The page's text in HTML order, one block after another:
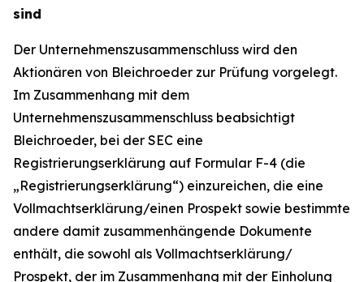
sind
Der Unternehmenszusammenschluss wird den
Aktionären von Bleichroeder zur Prüfung vorgelegt.
Im Zusammenhang mit dem
Unternehmenszusammenschluss beabsichtigt
Bleichroeder, bei der SEC eine
Registrierungserklärung auf Formular F-4 (die
„Registrierungserklärung“) einzureichen, die eine
Vollmachtserklärung/einen Prospekt sowie bestimmte
andere damit zusammenhängende Dokumente
enthält, die sowohl als Vollmachtserklärung/
Prospekt, der im Zusammenhang mit der Einholung